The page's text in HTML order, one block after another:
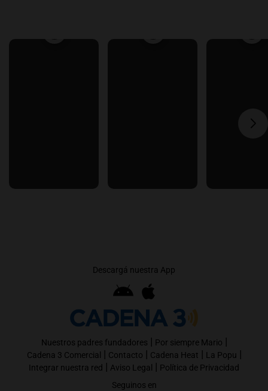
Descargá nuestra App
Nuestros padres fundadores | Por siempre Mario |
Cadena 3 Comercial | Contacto | Cadena Heat | La Popu |
Integrar nuestra red | Aviso Legal | Política de Privacidad
Seguinos en